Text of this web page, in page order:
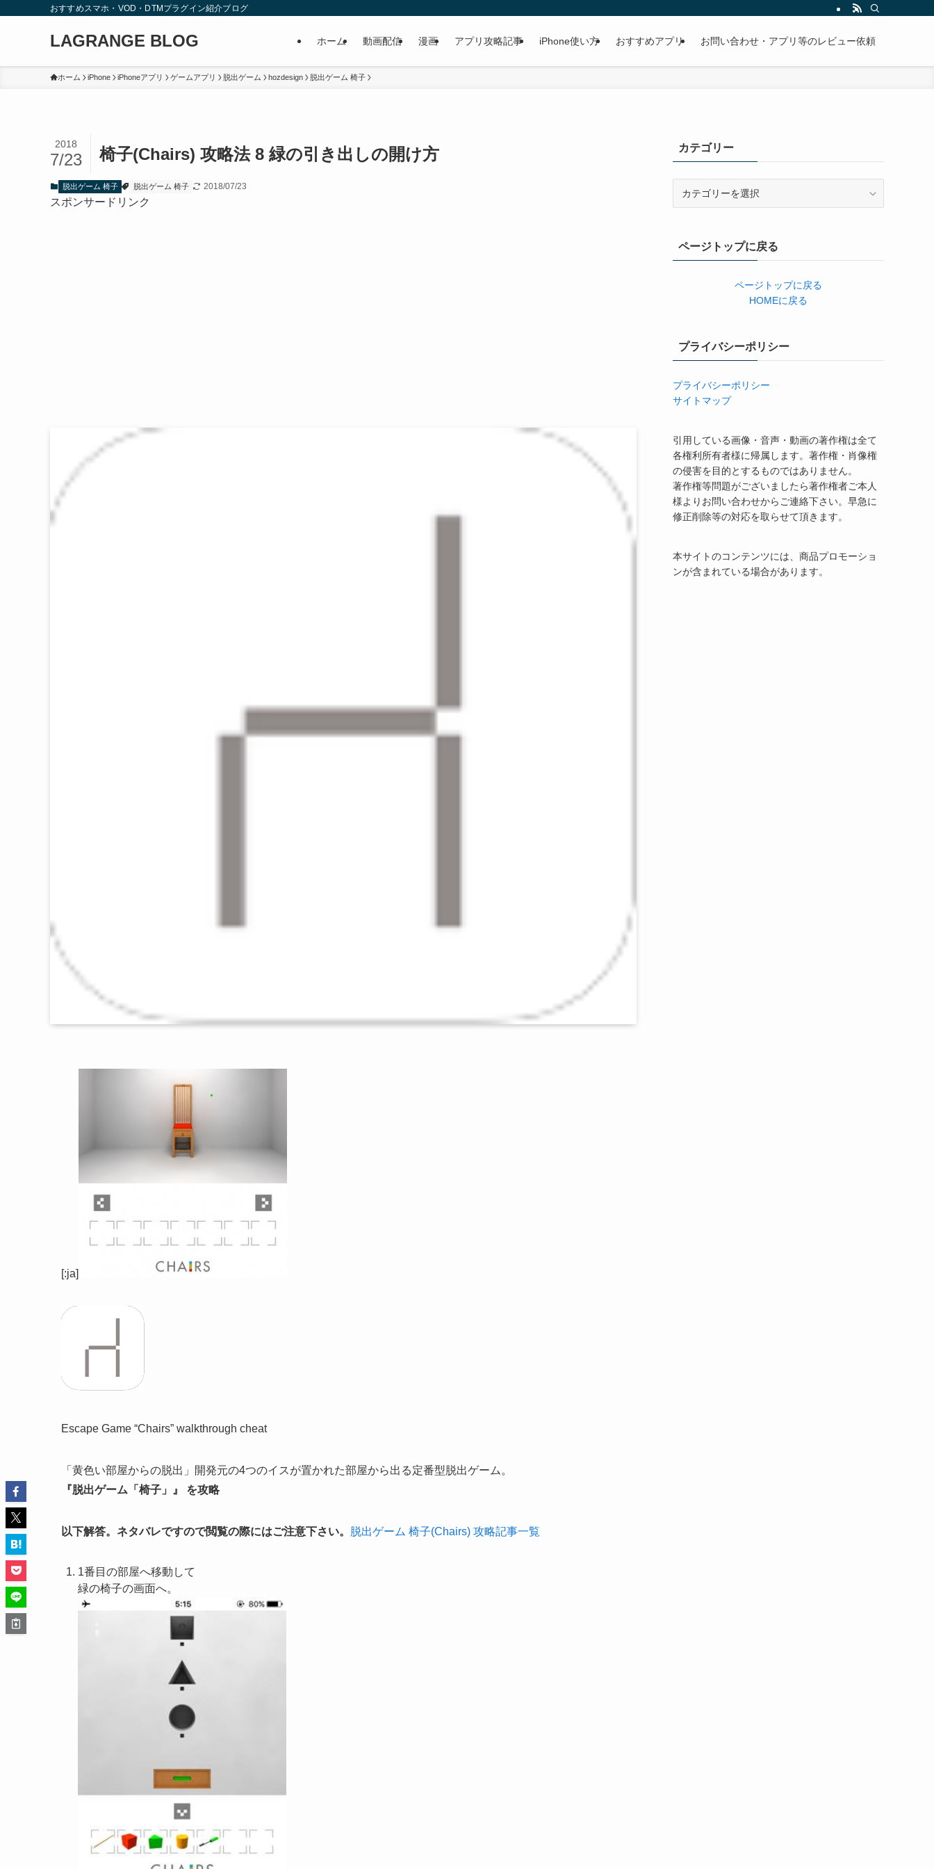
おすすめスマホ・VOD・DTMプラグイン紹介ブログ
LAGRANGE BLOG ホーム 動画配信 漫画 アプリ攻略記事 iPhone使い方 おすすめアプリ お問い合わせ・アプリ等のレビュー依頼
ホーム iPhone iPhoneアプリ ゲームアプリ 脱出ゲーム hozdesign 脱出ゲーム 椅子
椅子(Chairs) 攻略法 8 緑の引き出しの開け方
2018
7/23
脱出ゲーム 椅子 脱出ゲーム 椅子 2018/07/23
スポンサードリンク
[:ja]
Escape Game “Chairs” walkthrough cheat
「黄色い部屋からの脱出」開発元の4つのイスが置かれた部屋から出る定番型脱出ゲーム。
『脱出ゲーム「椅子」』 を攻略
以下解答。ネタバレですので閲覧の際にはご注意下さい。 脱出ゲーム 椅子(Chairs) 攻略記事一覧
1番目の部屋へ移動して
緑の椅子の画面へ。
カテゴリー
ーページトップに戻る
ページトップに戻る
HOMEに戻る
プライバシーポリシー
プライバシーポリシー
サイトマップ
引用している画像・音声・動画の著作権は全て
各権利所有者様に帰属します。著作権・肖像権
の侵害を目的とするものではありません。
著作権等問題がございましたら著作権者ご本人
様よりお問い合わせからご連絡下さい。早急に
修正削除等の対応を取らせて頂きます。
本サイトのコンテンツには、商品プロモーショ
ンが含まれている場合があります。